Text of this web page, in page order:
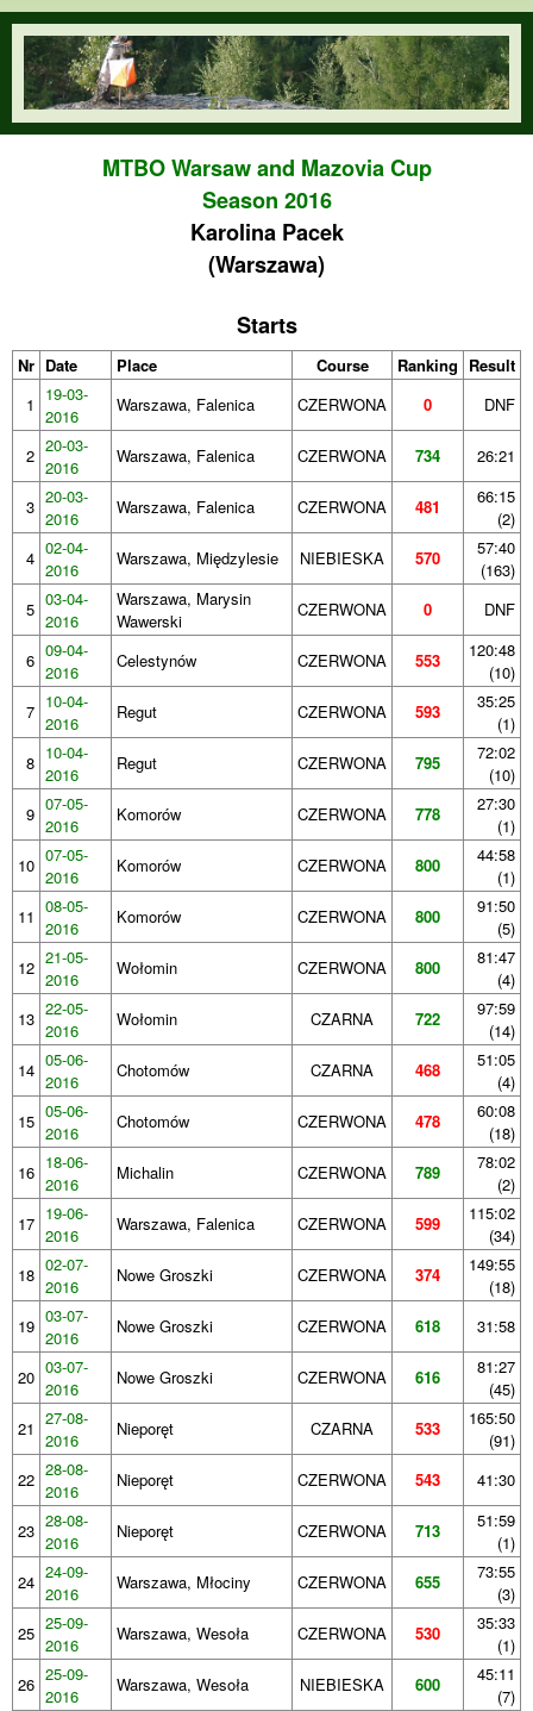
Skip to main content
orienteering.waw.pl
MTBO Warsaw and Mazovia Cup
Season 2016
Karolina Pacek
(Warszawa)
Starts
Nr Date Place Course Ranking Result
1
19-03-
2016
Warszawa, Falenica CZERWONA 0 DNF
2 20-03-
2016
Warszawa, Falenica CZERWONA 734 26:21
3 20-03-
2016
Warszawa, Falenica CZERWONA 481
66:15
(2)
4 02-04-
2016
Warszawa, Międzylesie NIEBIESKA 570
57:40
(163)
5 03-04-
2016
Warszawa, Marysin
Wawerski
CZERWONA 0 DNF
6 09-04-
2016
Celestynów CZERWONA 553
120:48
(10)
7 10-04-
2016
Regut CZERWONA 593
35:25
(1)
8 10-04-
2016
Regut CZERWONA 795
72:02
(10)
9 07-05-
2016
Komorów CZERWONA 778
27:30
(1)
10 07-05-
2016
Komorów CZERWONA 800
44:58
(1)
11 08-05-
2016
Komorów CZERWONA 800
91:50
(5)
12 21-05-
2016
Wołomin CZERWONA 800
81:47
(4)
13 22-05-
2016
Wołomin CZARNA 722
97:59
(14)
14 05-06-
2016
Chotomów CZARNA 468
51:05
(4)
15 05-06-
2016
Chotomów CZERWONA 478
60:08
(18)
16 18-06-
2016
Michalin CZERWONA 789
78:02
(2)
17 19-06-
2016
Warszawa, Falenica CZERWONA 599
115:02
(34)
18 02-07-
2016
Nowe Groszki CZERWONA 374
149:55
(18)
19 03-07-
2016
Nowe Groszki CZERWONA 618 31:58
20 03-07-
2016
Nowe Groszki CZERWONA 616
81:27
(45)
21 27-08-
2016
Nieporęt CZARNA 533
165:50
(91)
22 28-08-
2016
Nieporęt CZERWONA 543 41:30
23 28-08-
2016
Nieporęt CZERWONA 713
51:59
(1)
24 24-09-
2016
Warszawa, Młociny CZERWONA 655
73:55
(3)
25 25-09-
2016
Warszawa, Wesoła CZERWONA 530
35:33
(1)
26 25-09-
2016
Warszawa, Wesoła NIEBIESKA 600
45:11
(7)